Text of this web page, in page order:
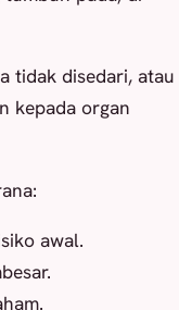
tidak disedari, atau
kepada organ
awal.